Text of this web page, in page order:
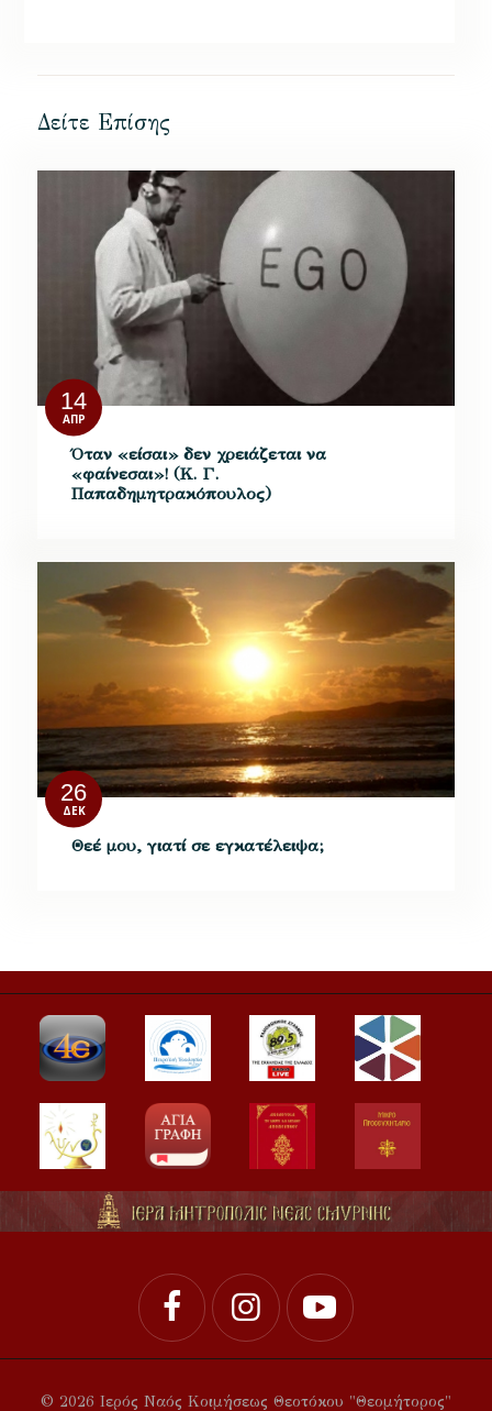
Δείτε Επίσης
14
ΑΠΡ
Όταν «είσαι» δεν χρειάζεται να
«φαίνεσαι»! (Κ. Γ.
Παπαδημητρακόπουλος)
26
ΔΕΚ
Θεέ μου, γιατί σε εγκατέλειψα;
© 2026 Ιερός Ναός Κοιμήσεως Θεοτόκου "Θεομήτορος"